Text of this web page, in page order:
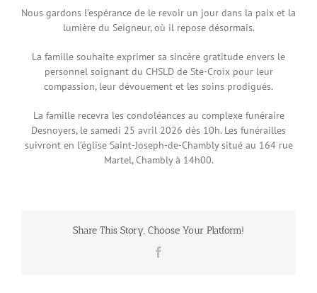
Nous gardons l’espérance de le revoir un jour dans la paix et la
lumière du Seigneur, où il repose désormais.
La famille souhaite exprimer sa sincère gratitude envers le
personnel soignant du CHSLD de Ste-Croix pour leur
compassion, leur dévouement et les soins prodigués.
La famille recevra les condoléances au complexe funéraire
Desnoyers, le samedi 25 avril 2026 dès 10h. Les funérailles
suivront en l’église Saint-Joseph-de-Chambly situé au 164 rue
Martel, Chambly à 14h00.
Share This Story, Choose Your Platform!